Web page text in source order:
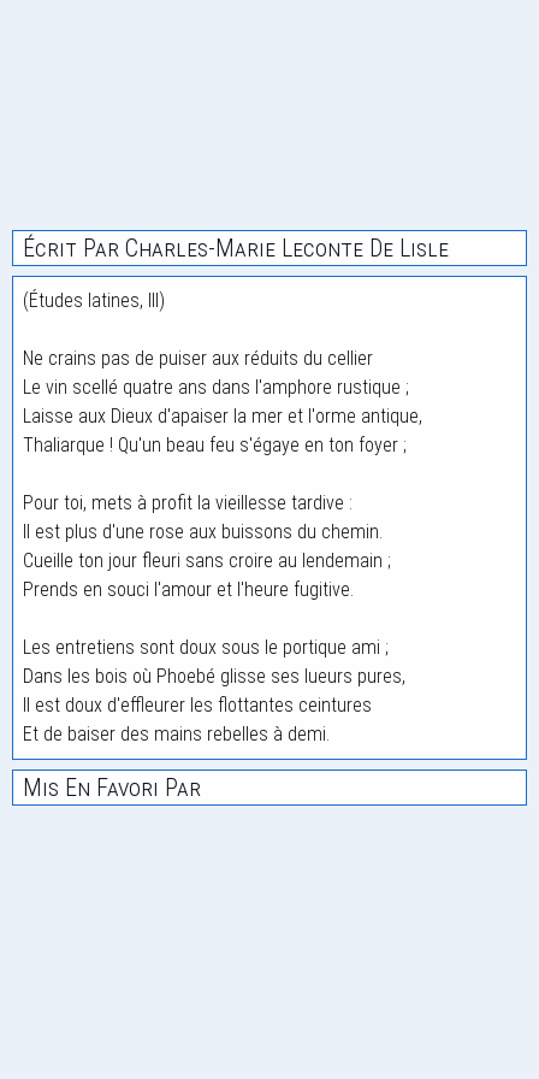
Écrit Par Charles-Marie Leconte De Lisle
(Études latines, III)
Ne crains pas de puiser aux réduits du cellier
Le vin scellé quatre ans dans l'amphore rustique ;
Laisse aux Dieux d'apaiser la mer et l'orme antique,
Thaliarque ! Qu'un beau feu s'égaye en ton foyer ;
Pour toi, mets à profit la vieillesse tardive :
Il est plus d'une rose aux buissons du chemin.
Cueille ton jour fleuri sans croire au lendemain ;
Prends en souci l'amour et l'heure fugitive.
Les entretiens sont doux sous le portique ami ;
Dans les bois où Phoebé glisse ses lueurs pures,
Il est doux d'effleurer les flottantes ceintures
Et de baiser des mains rebelles à demi.
Mis En Favori Par